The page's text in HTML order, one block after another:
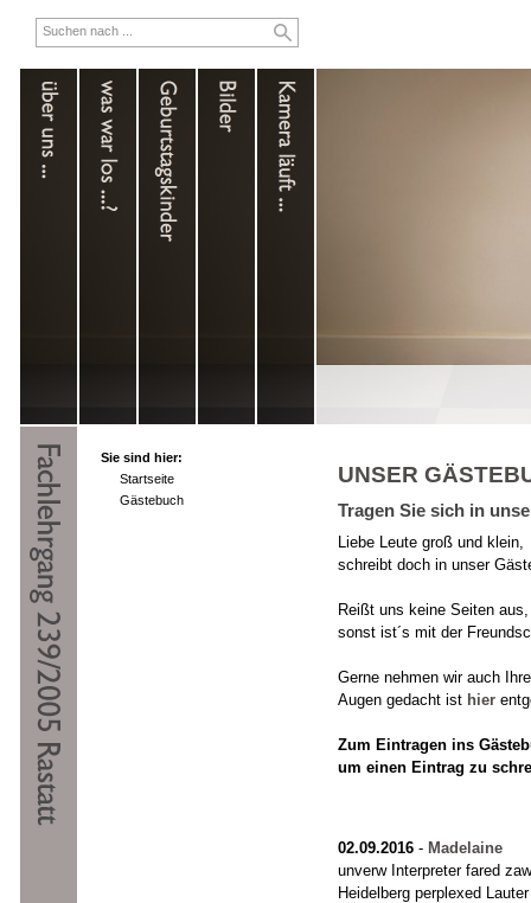
Sie sind hier:
Startseite
Gästebuch
UNSER
Tragen Sie sich in
Liebe Leute groß und klein,
schreibt doch in unser
Reißt uns keine Seiten aus,
sonst ist´s mit der
Gerne nehmen wir auch
Augen gedacht ist hier
Zum Eintragen ins
um einen Eintrag zu
02.09.2016 - Madelaine
unverw Interpreter fared
Heidelberg perplexed